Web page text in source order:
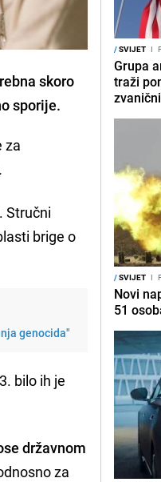
skoro
sporije.
za
Stručni
brige o
genocida"
bilo ih je
državnom
za
/SVIJET I
Grupa
traži
/SVIJET I
Novi
51